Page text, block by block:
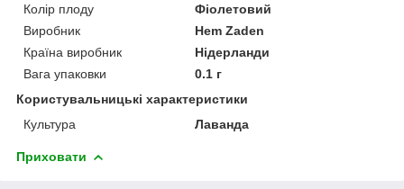
Колір плоду
Фіолетовий
Виробник
Hem Zaden
Країна виробник
Нідерланди
Вага упаковки
0.1 г
Користувальницькі характеристики
Культура
Лаванда
Приховати